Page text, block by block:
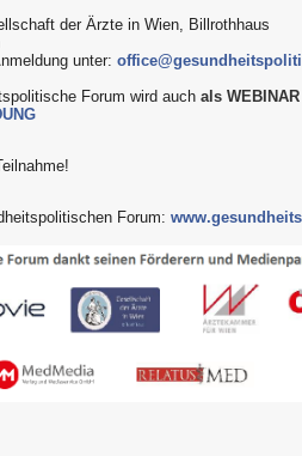
der Ärzte in Wien, Billrothhaus
unter:
Forum wird auch als WEBINAR
Forum: